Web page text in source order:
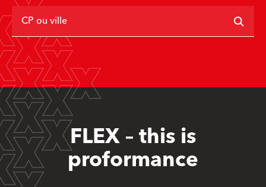
CP ou ville
FLEX – this is
proformance